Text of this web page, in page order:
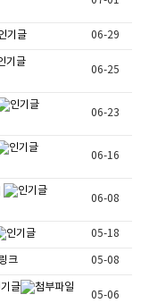
06-29
06-25
06-23
06-16
06-08
05-18
05-08
05-06